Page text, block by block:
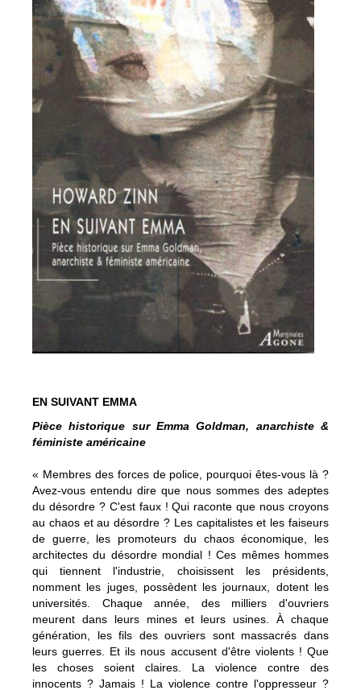
EN SUIVANT EMMA
Pièce historique sur Emma Goldman, anarchiste &
féministe américaine
« Membres des forces de police, pourquoi êtes-vous là ?
Avez-vous entendu dire que nous sommes des adeptes
du désordre ? C'est faux ! Qui raconte que nous croyons
au chaos et au désordre ? Les capitalistes et les faiseurs
de guerre, les promoteurs du chaos économique, les
architectes du désordre mondial ! Ces mêmes hommes
qui tiennent l'industrie, choisissent les présidents,
nomment les juges, possèdent les journaux, dotent les
universités. Chaque année, des milliers d'ouvriers
meurent dans leurs mines et leurs usines. À chaque
génération, les fils des ouvriers sont massacrés dans
leurs guerres. Et ils nous accusent d'être violents ! Que
les choses soient claires. La violence contre des
innocents ? Jamais ! La violence contre l'oppresseur ?